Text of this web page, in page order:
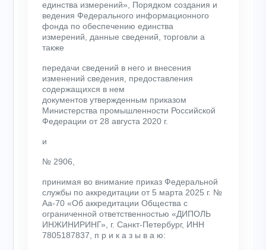
единства измерений», Порядком создания и
ведения Федерального информационного
фонда по обеспечению единства
измерений, данные сведений, торговли а
также
передачи сведений в него и внесения
изменений сведения, предоставления
содержащихся в нем
документов утвержденным приказом
Министерства промышленности Российской
Федерации от 28 августа 2020 г.
и
№ 2906,
принимая во внимание приказ Федеральной
службы по аккредитации от 5 марта 2025 г. №
Аа-70 «Об аккредитации Общества с
ограниченной ответственностью «ДИПОЛЬ
ИНЖИНИРИНГ», г. Санкт-Петербург, ИНН
7805187837, п р и к а з ы в а ю: